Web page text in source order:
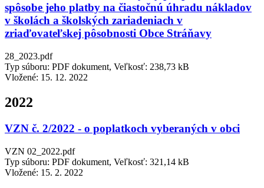
spôsobe jeho platby na čiastočnú úhradu nákladov
v školách a školských zariadeniach v
zriaďovateľskej pôsobnosti Obce Stráňavy
28_2023.pdf
Typ súboru: PDF dokument, Veľkosť: 238,73 kB
Vložené: 15. 12. 2022
2022
VZN č. 2/2022 - o poplatkoch vyberaných v obci
VZN 02_2022.pdf
Typ súboru: PDF dokument, Veľkosť: 321,14 kB
Vložené: 15. 2. 2022